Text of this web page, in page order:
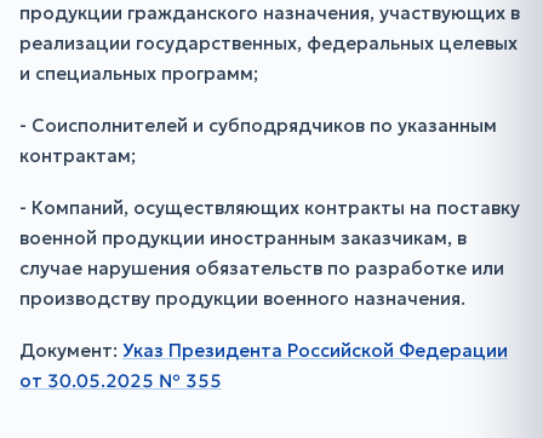
продукции гражданского назначения, участвующих в
реализации государственных, федеральных целевых
и специальных программ;
- Соисполнителей и субподрядчиков по указанным
контрактам;
- Компаний, осуществляющих контракты на поставку
военной продукции иностранным заказчикам, в
случае нарушения обязательств по разработке или
производству продукции военного назначения.
Документ: Указ Президента Российской Федерации
от 30.05.2025 № 355